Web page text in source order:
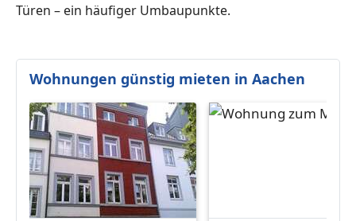
Türen – ein häufiger Umbaupunkte.
Wohnungen günstig mieten in Aachen